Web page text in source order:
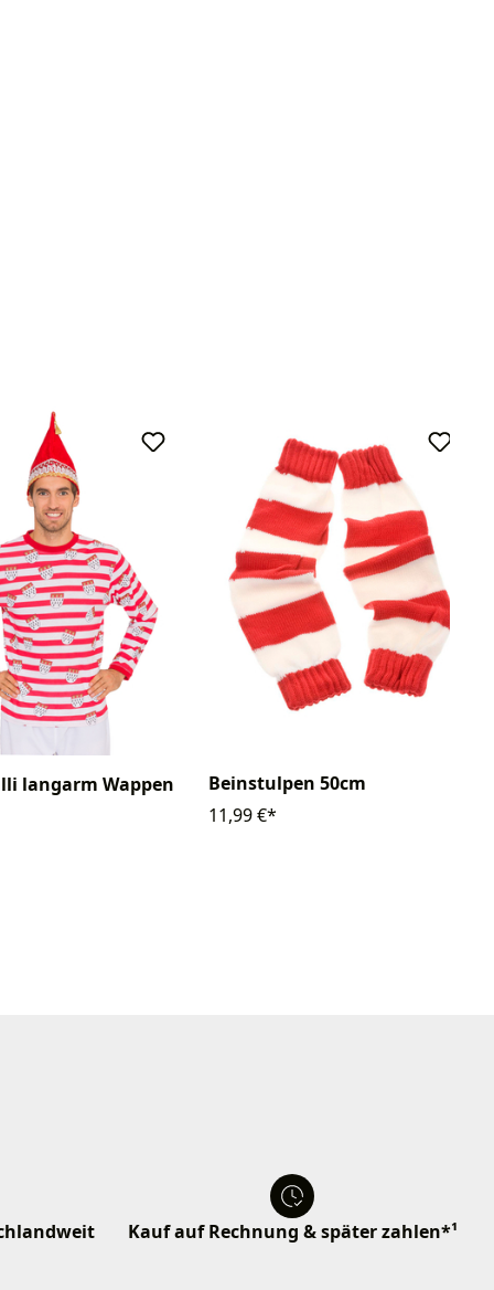
langarm Wappen
Beinstulpen 50cm
11,99 €*
Kauf auf Rechnung & später zahlen*¹